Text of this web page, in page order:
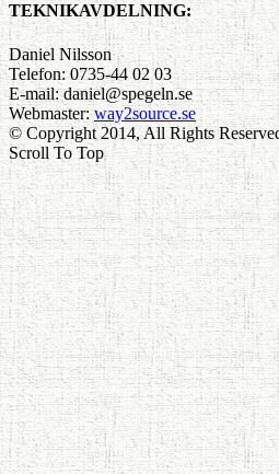
TEKNIKAVDELNING:
Daniel Nilsson
Telefon: 0735-44 02 03
E-mail: daniel@spegeln.se
Webmaster:way2source.se
© Copyright 2014, All Rights
Scroll To Top